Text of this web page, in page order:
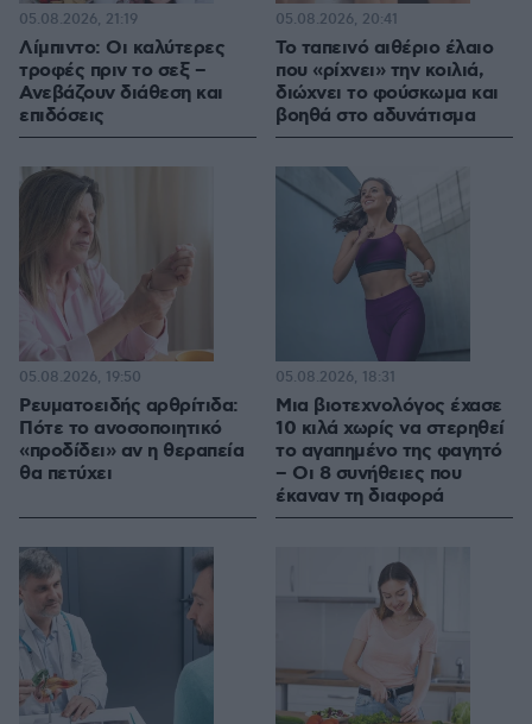
Λίμπιντο: Οι καλύτερες
τροφές πριν το σεξ –
Ανεβάζουν διάθεση και
επιδόσεις
05.08.2026, 21:19
Το ταπεινό αιθέριο έλαιο
που «ρίχνει» την κοιλιά,
διώχνει το φούσκωμα και
βοηθά στο αδυνάτισμα
05.08.2026, 20:41
Ρευματοειδής αρθρίτιδα:
Πότε το ανοσοποιητικό
«προδίδει» αν η θεραπεία
θα πετύχει
05.08.2026, 19:50
Μια βιοτεχνολόγος έχασε
10 κιλά χωρίς να στερηθεί
το αγαπημένο της φαγητό
– Οι 8 συνήθειες που
έκαναν τη διαφορά
05.08.2026, 18:31